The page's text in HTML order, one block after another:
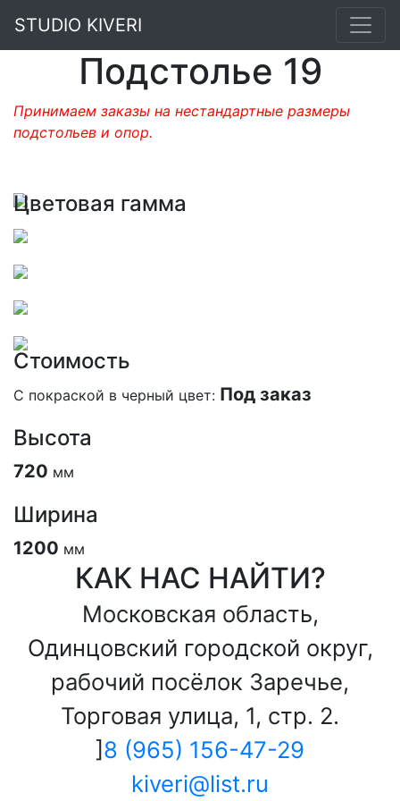
STUDIO KIVERI
Подстолье 19
Принимаем заказы на нестандартные размеры
подстольев и опор.
Цветовая гамма
Стоимость
С покраской в черный цвет: Под заказ
Высота
720 мм
Ширина
1200 мм
КАК НАС НАЙТИ?
Московская область,
Одинцовский городской округ,
рабочий посёлок Заречье,
Торговая улица, 1, стр. 2.
]8 (965) 156-47-29
kiveri@list.ru